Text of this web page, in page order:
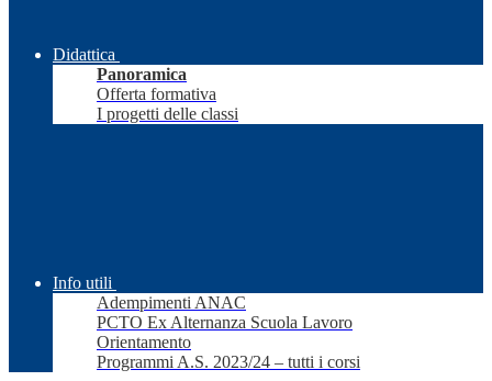
Didattica
Panoramica
Offerta formativa
I progetti delle classi
Info utili
Adempimenti ANAC
PCTO Ex Alternanza Scuola Lavoro
Orientamento
Programmi A.S. 2023/24 – tutti i corsi